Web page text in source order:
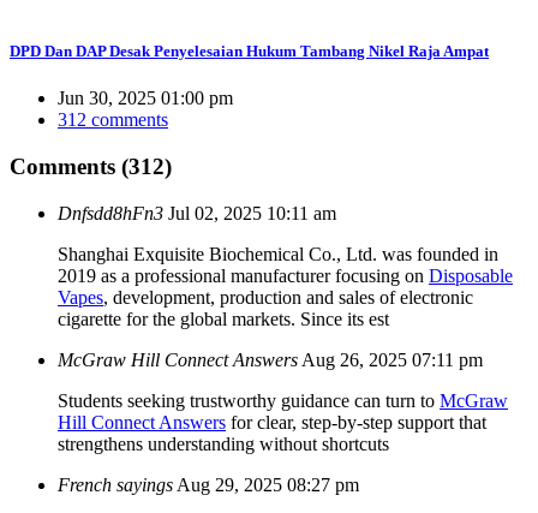
DPD Dan DAP Desak Penyelesaian Hukum Tambang Nikel Raja Ampat
Jun 30, 2025 01:00 pm
312 comments
Comments (312)
Dnfsdd8hFn3 Jul 02, 2025 10:11 am
Shanghai Exquisite Biochemical Co., Ltd. was founded in
2019 as a professional manufacturer focusing on Disposable
Vapes, development, production and sales of electronic
cigarette for the global markets. Since its est
McGraw Hill Connect Answers Aug 26, 2025 07:11 pm
Students seeking trustworthy guidance can turn to McGraw
Hill Connect Answers for clear, step-by-step support that
strengthens understanding without shortcuts
French sayings Aug 29, 2025 08:27 pm